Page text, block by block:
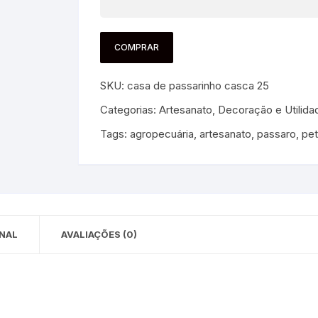
COMPRAR
SKU: casa de passarinho casca 25
Categorias: Artesanato, Decoração e
Tags: agropecuária, artesanato, passaro,
AVALIAÇÕES (0)